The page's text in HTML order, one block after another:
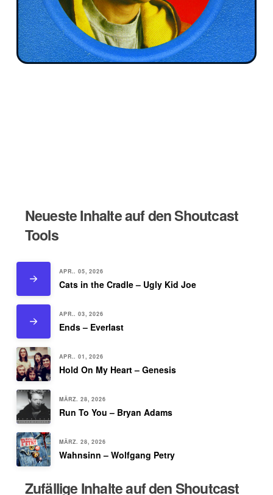
Neueste Inhalte auf den Shoutcast
Tools
APR.. 05, 2026
Cats in the Cradle – Ugly Kid Joe
APR.. 03, 2026
Ends – Everlast
APR.. 01, 2026
Hold On My Heart – Genesis
MÄRZ. 28, 2026
Run To You – Bryan Adams
MÄRZ. 28, 2026
Wahnsinn – Wolfgang Petry
Zufällige Inhalte auf den Shoutcast